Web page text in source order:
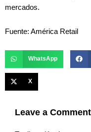
mercados.
Fuente: América Retail
WhatsApp
X
Leave a Comment